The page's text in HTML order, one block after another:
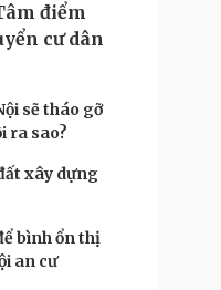
điểm
cư dân
sẽ tháo gỡ
ra sao?
xây dựng
bình ổn thị
an cư